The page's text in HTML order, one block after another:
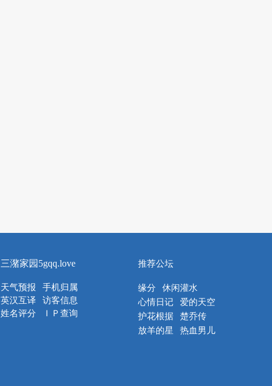
三潴家园5gqq.love
天气预报
手机归属
英汉互译
访客信息
姓名评分
ＩＰ查询
推荐公坛
缘分
休闲灌水
心情日记
爱的天空
护花根据
楚乔传
放羊的星
热血男儿